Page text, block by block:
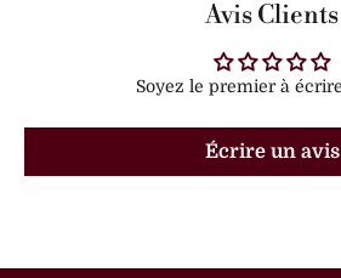
Avis Clients
Soyez le premier à
Écrire un avis